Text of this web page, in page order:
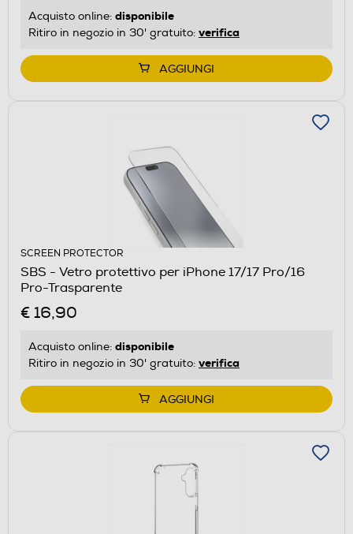
Acquisto online: disponibile
Ritiro in negozio in 30' gratuito: verifica
AGGIUNGI
SCREEN PROTECTOR
SBS - Vetro protettivo per iPhone 17/17 Pro/16
Pro-Trasparente
€ 16,90
Acquisto online: disponibile
Ritiro in negozio in 30' gratuito: verifica
AGGIUNGI